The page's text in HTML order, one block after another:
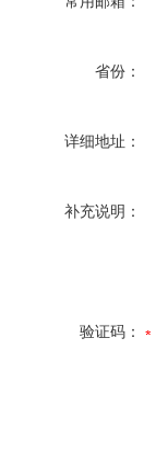
省份：
详细地址：
补充说明：
验证码：